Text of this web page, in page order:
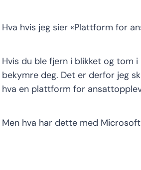
Hva hvis jeg sier «Plattform for
Hvis du ble fjern i blikket og tom
bekymre deg. Det er derfor jeg
hva en plattform for
Menhva har dette med